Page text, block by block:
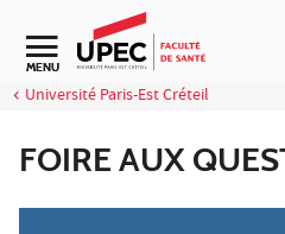
Aller au contenu
MENU
Université Paris-Est Créteil
FOIRE AUX